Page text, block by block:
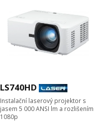
LS740HD
Instalační laserový projektor s
jasem 5 000 ANSI lm a rozlišením
1080p